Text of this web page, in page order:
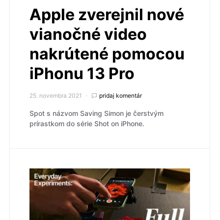
Apple zverejnil nové
vianočné video
nakrútené pomocou
iPhonu 13 Pro
25. novembra 2021 pridaj komentár
Spot s názvom Saving Simon je čerstvým
prírastkom do série Shot on iPhone.